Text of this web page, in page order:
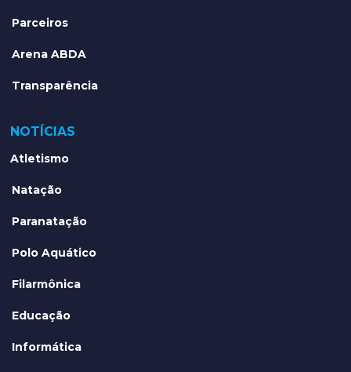
Parceiros
Arena ABDA
Transparência
NOTÍCIAS
Atletismo
Natação
Paranatação
Polo Aquático
Filarmônica
Educação
Informática